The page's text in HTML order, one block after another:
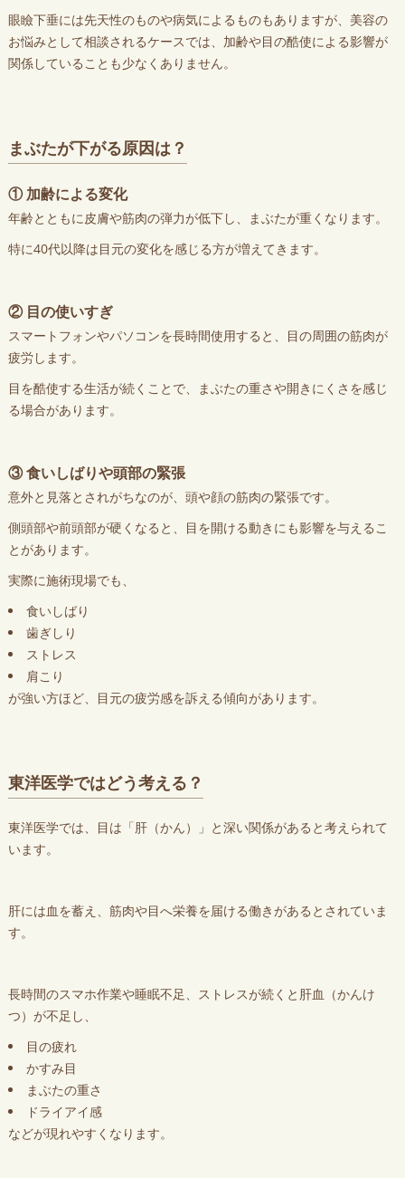
眼瞼下垂には先天性のものや病気によるものもありますが、美容の
お悩みとして相談されるケースでは、加齢や目の酷使による影響が
関係していることも少なくありません。
まぶたが下がる原因は？
① 加齢による変化
年齢とともに皮膚や筋肉の弾力が低下し、まぶたが重くなります。
特に40代以降は目元の変化を感じる方が増えてきます。
② 目の使いすぎ
スマートフォンやパソコンを長時間使用すると、目の周囲の筋肉が
疲労します。
目を酷使する生活が続くことで、まぶたの重さや開きにくさを感じ
る場合があります。
③ 食いしばりや頭部の緊張
意外と見落とされがちなのが、頭や顔の筋肉の緊張です。
側頭部や前頭部が硬くなると、目を開ける動きにも影響を与えるこ
とがあります。
実際に施術現場でも、
食いしばり
歯ぎしり
ストレス
肩こり
が強い方ほど、目元の疲労感を訴える傾向があります。
東洋医学ではどう考える？
東洋医学では、目は「肝（かん）」と深い関係があると考えられて
います。
肝には血を蓄え、筋肉や目へ栄養を届ける働きがあるとされていま
す。
長時間のスマホ作業や睡眠不足、ストレスが続くと肝血（かんけ
つ）が不足し、
目の疲れ
かすみ目
まぶたの重さ
ドライアイ感
などが現れやすくなります。